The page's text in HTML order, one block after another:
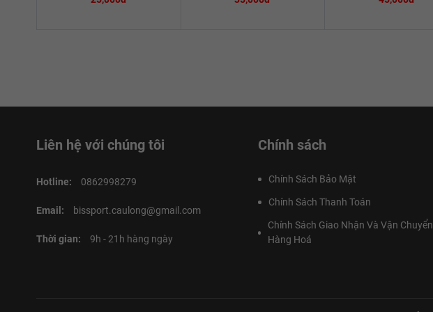
Liên hệ với chúng tôi
Hotline: 0862998279
Email: bissport.caulong@gmail.com
Thời gian: 9h - 21h hàng ngày
Chính sách
Chính Sách Bảo Mật
Chính Sách Thanh Toán
Chính Sách Giao Nhận Và Vận Chuyển
Hàng Hoá